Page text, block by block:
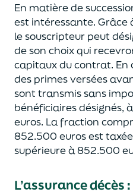
En matière de
est intéressante. Grâce
le souscripteur peut
de son choix qui
capitaux du contrat. En
des primes versées
sont transmis sans
bénéficiaires désignés,
euros. La fraction
852.500 eurosest
supérieure à 852.500
L’assurance décès :